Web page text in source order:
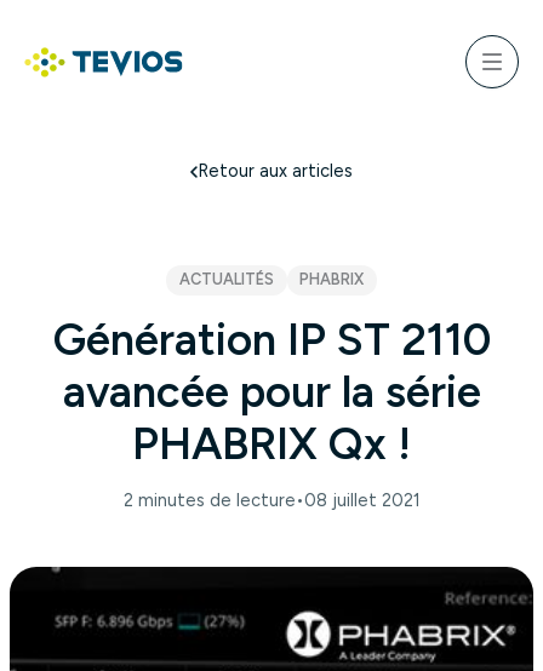
contenu
Menu
Génération IP ST 2110
avancée pour la série
PHABRIX Qx !
Retour aux articles
ACTUALITÉS PHABRIX
2 minutes de lecture•08 juillet 2021